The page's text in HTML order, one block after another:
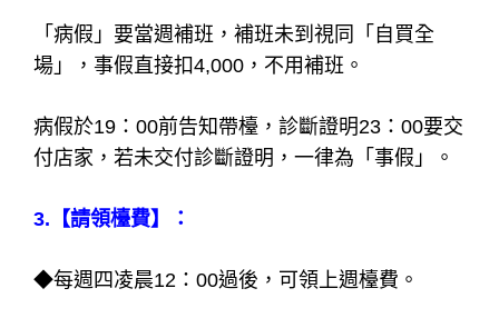
「病假」要當週補班，補班未到視同「自買全
場」，事假直接扣4,000，不用補班。
病假於19：00前告知帶檯，診斷證明23：00要交
付店家，若未交付診斷證明，一律為「事假」。
3.【請領檯費】：
◆每週四凌晨12：00過後，可領上週檯費。